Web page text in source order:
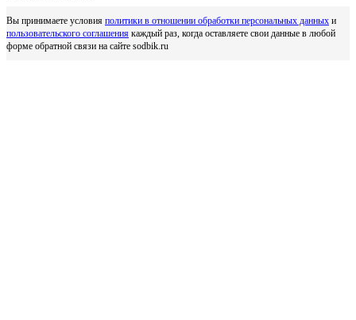
Вы принимаете условия политики в отношении обработки персональных данных и
пользовательского соглашения каждый раз, когда оставляете свои данные в любой
форме обратной связи на сайте sodbik.ru